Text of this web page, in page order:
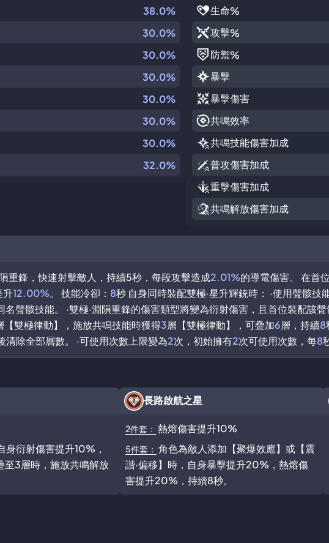
38.0%
30.0%
30.0%
30.0%
30.0%
30.0%
30.0%
32.0%
生命%
攻擊%
防禦%
暴擊
暴擊傷害
共鳴效率
共鳴技能傷害加成
普攻傷害加成
重擊傷害加成
共鳴解放傷害加成
重鋒，快速射擊敵人，持續5秒，每段攻擊造成2.01%的導電傷害。 在首
升12.00%。 技能冷卻： 8秒 自身同時裝配雙極·星升輝銃時： ·使用聲骸技
聲骸技能。 ·雙極·淵隕重鋒的傷害類型將變為衍射傷害，且首位裝配該
【雙極律動】，施放共鳴技能時獲得3層【雙極律動】，可疊加6層，持續8
除全部層數。 ·可使用次數上限變為2次，初始擁有2次可使用次數，每8
身衍射傷害提升10%，
至3層時，施放共鳴解放
長路啟航之星
2件套： 熱熔傷害提升10%
5件套： 角色為敵人添加【聚爆效應】或【震
諧·偏移】時，自身暴擊提升20%，熱熔傷
害提升20%，持續8秒。